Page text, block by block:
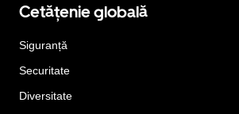
Cetățenie globală
Siguranță
Securitate
Diversitate